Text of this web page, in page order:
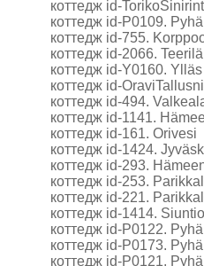
коттедж id-
коттедж id-P0109. Pyhä
коттедж id-755.
коттедж id-2066. Teerilä
коттедж id-Y0160. Ylläs
коттедж id-
коттедж id-494.
коттедж id-1141.
коттедж id-161. Orivesi
коттедж id-1424.
коттедж id-293.
коттедж id-253.
коттедж id-221.
коттедж id-1414. Siuntio
коттедж id-P0122. Pyhä
коттедж id-P0173. Pyhä
коттедж id-P0121. Pyhä